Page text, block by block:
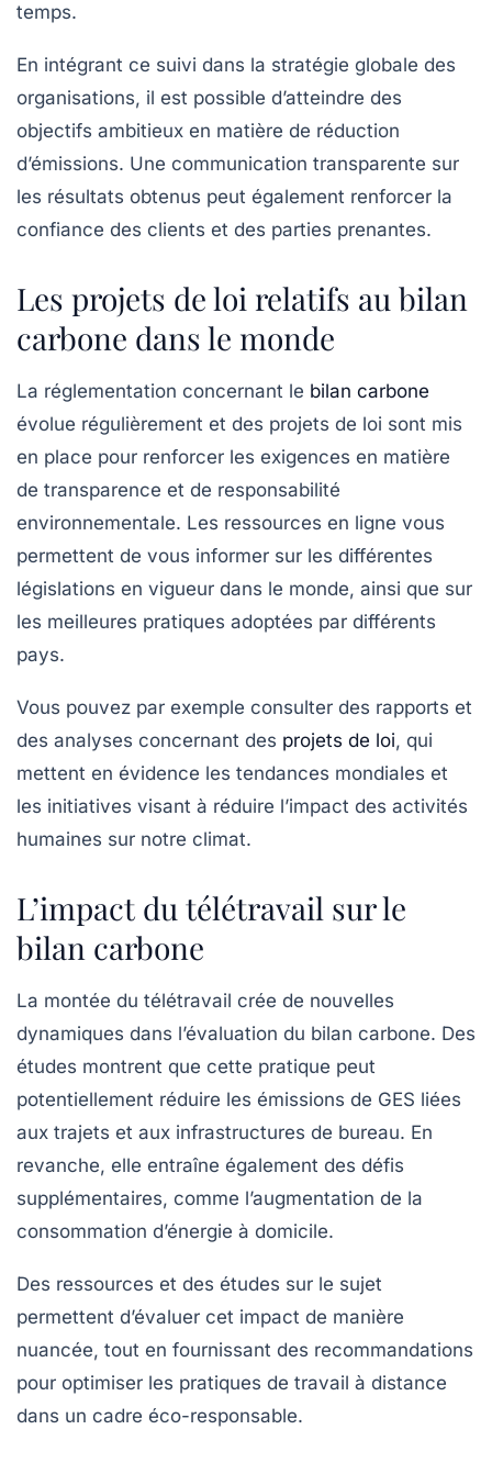
temps.
En intégrant ce suivi dans la stratégie globale des
organisations, il est possible d’atteindre des
objectifs ambitieux en matière de réduction
d’émissions. Une communication transparente sur
les résultats obtenus peut également renforcer la
confiance des clients et des parties prenantes.
Les projets de loi relatifs au bilan
carbone dans le monde
La réglementation concernant le bilan carbone
évolue régulièrement et des projets de loi sont mis
en place pour renforcer les exigences en matière
de transparence et de responsabilité
environnementale. Les ressources en ligne vous
permettent de vous informer sur les différentes
législations en vigueur dans le monde, ainsi que sur
les meilleures pratiques adoptées par différents
pays.
Vous pouvez par exemple consulter des rapports et
des analyses concernant des projets de loi, qui
mettent en évidence les tendances mondiales et
les initiatives visant à réduire l’impact des activités
humaines sur notre climat.
L’impact du télétravail sur le
bilan carbone
La montée du télétravail crée de nouvelles
dynamiques dans l’évaluation du bilan carbone. Des
études montrent que cette pratique peut
potentiellement réduire les émissions de GES liées
aux trajets et aux infrastructures de bureau. En
revanche, elle entraîne également des défis
supplémentaires, comme l’augmentation de la
consommation d’énergie à domicile.
Des ressources et des études sur le sujet
permettent d’évaluer cet impact de manière
nuancée, tout en fournissant des recommandations
pour optimiser les pratiques de travail à distance
dans un cadre éco-responsable.